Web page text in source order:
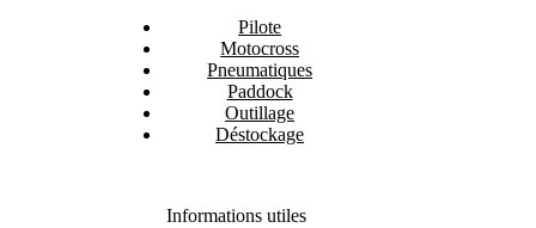
Pilote
Motocross
Pneumatiques
Paddock
Outillage
Déstockage
Informations utiles